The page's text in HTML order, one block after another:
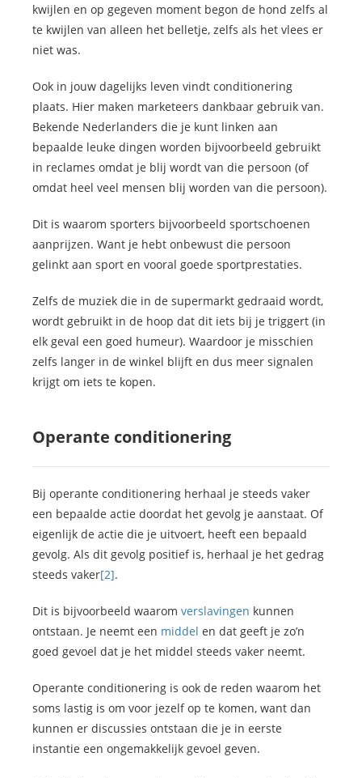
kwijlen en op gegeven moment begon de hond zelfs al
te kwijlen van alleen het belletje, zelfs als het vlees er
niet was.
Ook in jouw dagelijks leven vindt conditionering
plaats. Hier maken marketeers dankbaar gebruik van.
Bekende Nederlanders die je kunt linken aan
bepaalde leuke dingen worden bijvoorbeeld gebruikt
in reclames omdat je blij wordt van die persoon (of
omdat heel veel mensen blij worden van die persoon).
Dit is waarom sporters bijvoorbeeld sportschoenen
aanprijzen. Want je hebt onbewust die persoon
gelinkt aan sport en vooral goede sportprestaties.
Zelfs de muziek die in de supermarkt gedraaid wordt,
wordt gebruikt in de hoop dat dit iets bij je triggert (in
elk geval een goed humeur). Waardoor je misschien
zelfs langer in de winkel blijft en dus meer signalen
krijgt om iets te kopen.
Operante conditionering
Bij operante conditionering herhaal je steeds vaker
een bepaalde actie doordat het gevolg je aanstaat. Of
eigenlijk de actie die je uitvoert, heeft een bepaald
gevolg. Als dit gevolg positief is, herhaal je het gedrag
steeds vaker[2].
Dit is bijvoorbeeld waarom verslavingen kunnen
ontstaan. Je neemt een middel en dat geeft je zo’n
goed gevoel dat je het middel steeds vaker neemt.
Operante conditionering is ook de reden waarom het
soms lastig is om voor jezelf op te komen, want dan
kunnen er discussies ontstaan die je in eerste
instantie een ongemakkelijk gevoel geven.